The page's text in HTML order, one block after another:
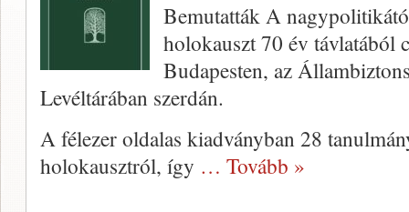
Bemutatták A
holokauszt 70 év távlatából
Budapesten, az
Levéltárában szerdán.
A félezer oldalas kiadványban 28
holokausztról, így … Tovább »